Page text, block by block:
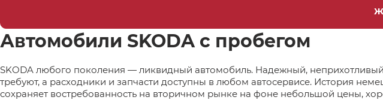
Автомобили SKODA с пробегом
SKODA любого поколения — ликвидный автомобиль. Надежный,
требуют, а расходники и запчасти доступны в любом автосервисе. История
сохраняет востребованность на вторичном рынке на фоне небольшой цены,